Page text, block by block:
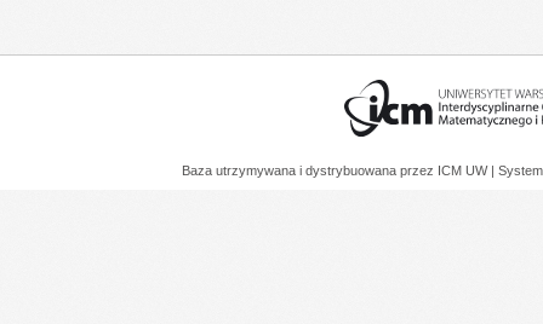
Baza utrzymywana i dystrybuowana przez ICM UW |